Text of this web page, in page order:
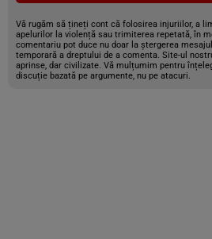
Vă rugăm să țineți cont că folosirea injuriilor, a
apelurilor la violență sau trimiterea repetată, în
comentariu pot duce nu doar la ștergerea
temporară a dreptului de a comenta. Site-ul
aprinse, dar civilizate. Vă mulțumim pentru
discuție bazată pe argumente, nu pe atacuri.